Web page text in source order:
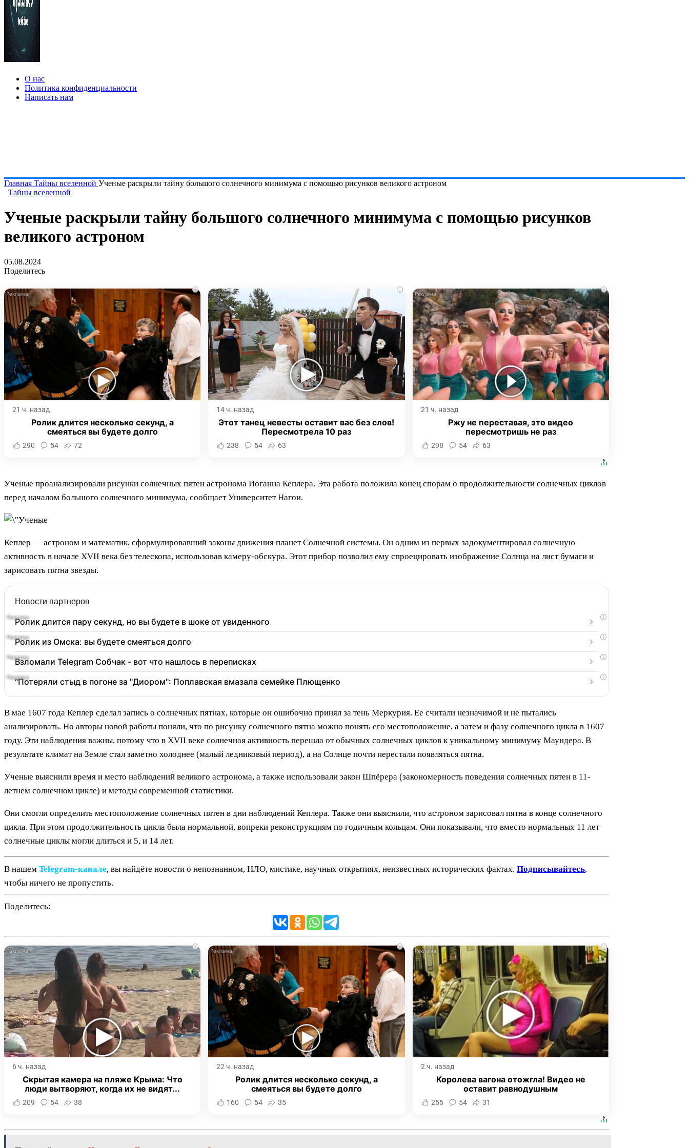
О нас
Политика конфиденциальности
Написать нам
Главная Тайны вселенной Ученые раскрыли тайну большого солнечного минимума с помощью рисунков великого астроном
Тайны вселенной
Ученые раскрыли тайну большого солнечного минимума с помощью рисунков
великого астроном
05.08.2024
Поделитесь
i
21 ч. назад
Ролик длится несколько секунд, а
смеяться вы будете долго
290 54 72
i
14 ч. назад
Этот танец невесты оставит вас без слов!
Пересмотрела 10 раз
238 54 63
i
21 ч. назад
Ржу не переставая, это видео
пересмотришь не раз
298 54 63
Ученые проанализировали рисунки солнечных пятен астронома Иоганна Кеплера. Эта работа положила конец спорам о продолжительности солнечных циклов
перед началом большого солнечного минимума, сообщает Университет Нагои.
Кеплер — астроном и математик, сформулировавший законы движения планет Солнечной системы. Он одним из первых задокументировал солнечную
активность в начале XVII века без телескопа, использовав камеру-обскура. Этот прибор позволил ему спроецировать изображение Солнца на лист бумаги и
зарисовать пятна звезды.
Новости партнеров
i
Ролик длится пару секунд, но вы будете в шоке от увиденного
i
Ролик из Омска: вы будете смеяться долго
i
Взломали Telegram Собчак - вот что нашлось в переписках
i
"Потеряли стыд в погоне за "Диором": Поплавская вмазала семейке Плющенко
В мае 1607 года Кеплер сделал запись о солнечных пятнах, которые он ошибочно принял за тень Меркурия. Ее считали незначимой и не пытались
анализировать. Но авторы новой работы поняли, что по рисунку солнечного пятна можно понять его местоположение, а затем и фазу солнечного цикла в 1607
году. Эти наблюдения важны, потому что в XVII веке солнечная активность перешла от обычных солнечных циклов к уникальному минимуму Маундера. В
результате климат на Земле стал заметно холоднее (малый ледниковый период), а на Солнце почти перестали появляться пятна.
Ученые выяснили время и место наблюдений великого астронома, а также использовали закон Шпёрера (закономерность поведения солнечных пятен в 11-
летнем солнечном цикле) и методы современной статистики.
Они смогли определить местоположение солнечных пятен в дни наблюдений Кеплера. Также они выяснили, что астроном зарисовал пятна в конце солнечного
цикла. При этом продолжительность цикла была нормальной, вопреки реконструкциям по годичным кольцам. Они показывали, что вместо нормальных 11 лет
солнечные циклы могли длиться и 5, и 14 лет.
В нашем Telegram‑канале, вы найдёте новости о непознанном, НЛО, мистике, научных открытиях, неизвестных исторических фактах. Подписывайтесь,
чтобы ничего не пропустить.
Поделитесь:
i
6 ч. назад
Скрытая камера на пляже Крыма: Что
люди вытворяют, когда их не видят...
209 54 38
i
22 ч. назад
Ролик длится несколько секунд, а
смеяться вы будете долго
160 54 35
i
2 ч. назад
Королева вагона отожгла! Видео не
оставит равнодушным
255 54 31